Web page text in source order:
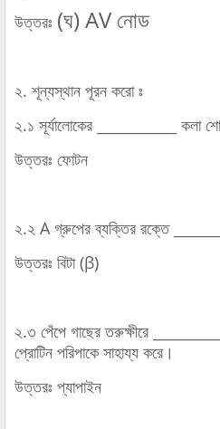
উত্তরঃ (ঘ) AV নোড
২. শূন্যস্থান পূরন করো ঃ
২.১ সূর্যালোকের ___________ কলা
উত্তরঃ ফোটন
২.২ A গ্রুপের ব্যক্তির রক্তে
উত্তরঃ বিটা (β)
২.৩ পেঁপে গাছের তরুক্ষীরে
প্রোটিন পরিপাকে সাহায্য করে।
উত্তরঃ প্যাপাইন